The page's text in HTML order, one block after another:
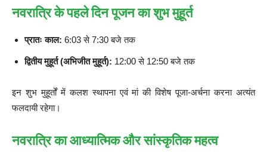
नवरात्रि के पहले दिन पूजन का शुभ मुहूर्त
प्रातः काल: 6:03 से 7:30 बजे तक
द्वितीय मुहूर्त (अभिजीत मुहूर्त): 12:00 से 12:50 बजे तक
इन शुभ मुहूर्तों में कलश स्थापना एवं मां की विशेष पूजा-अर्चना करना अत्यंत
फलदायी रहेगा।
नवरात्रि का आध्यात्मिक और सांस्कृतिक महत्व